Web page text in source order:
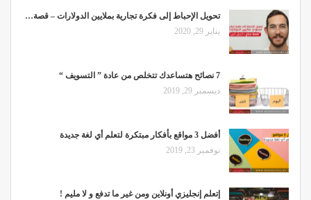
تحويل الإحباط إلى فكرة تجارية بملايين الدولارات – قصة…
يناير 29, 2020
7 نصائح هتساعدك تتخلص من عادة ” التسويف “
ديسمبر 29, 2019
أفضل 3 مواقع بأفكار مبتكرة لتعلم أي لغة جديدة
نوفمبر 23, 2019
إتعلم إنجليزي أونلاين ومن غير ما تدفع و لا مليم !